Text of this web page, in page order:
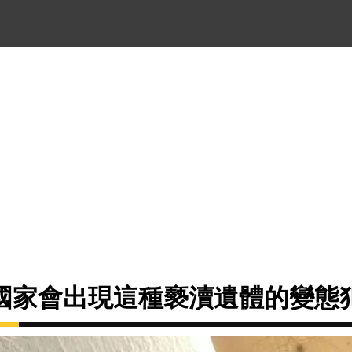
家會出現這種褻瀆遺體的變態